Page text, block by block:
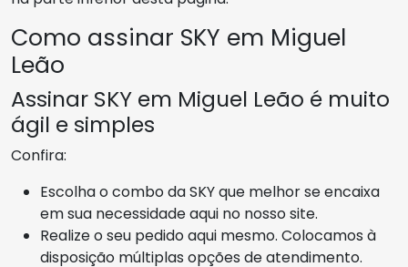
Como assinar SKY em Miguel
Leão
Assinar SKY em Miguel Leão é muito
ágil e simples
Confira:
Escolha o combo da SKY que melhor se encaixa
em sua necessidade aqui no nosso site.
Realize o seu pedido aqui mesmo. Colocamos à
disposição múltiplas opções de atendimento.